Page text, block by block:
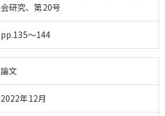
会研究、第20号
pp.135～144
論文
2022年12月